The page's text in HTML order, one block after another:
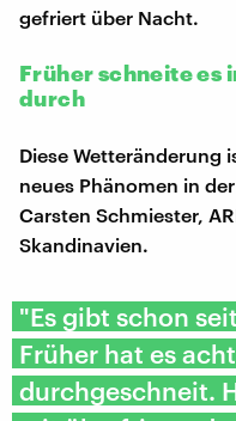
gefriert über Nacht.
Früher schneite es
durch
Diese Wetteränderung
neues Phänomen in
Carsten Schmiester,
Skandinavien.
"Es gibt schon
Früher hat es
durchgeschneit.